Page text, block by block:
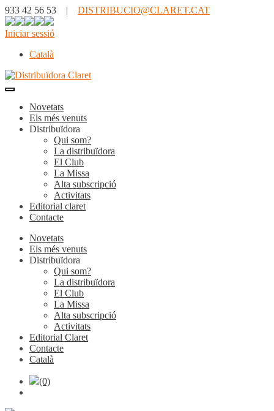
933 42 56 53 | DISTRIBUCIO@CLARET.CAT
Iniciar sessió
Català
Novetats
Els més venuts
Distribuïdora
Qui som?
La distribuïdora
El Club
La Missa
Alta subscripció
Activitats
Editorial claret
Contacte
Novetats
Els més venuts
Distribuïdora
Qui som?
La distribuïdora
El Club
La Missa
Alta subscripció
Activitats
Editorial Claret
Contacte
Català
(0)